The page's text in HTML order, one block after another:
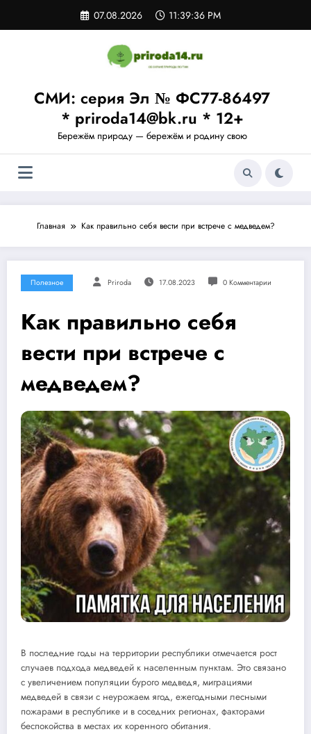
содержимому
07.08.2026 11:39:37 PM
СМИ: серия Эл № ФС77-86497
* priroda14@bk.ru * 12+
Бережём природу — бережём и родину свою
Главная Как правильно себя вести при встрече с медведем?
Полезное Priroda 17.08.2023 0 Комментарии
Как правильно себя
вести при встрече с
медведем?
В последние годы на территории республики отмечается рост
случаев подхода медведей к населенным пунктам. Это связано
с увеличением популяции бурого медведя, миграциями
медведей в связи с неурожаем ягод, ежегодными лесными
пожарами в республике и в соседних регионах, факторами
беспокойства в местах их коренного обитания.